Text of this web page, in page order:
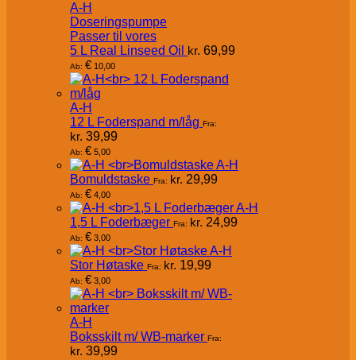
A-H
Doseringspumpe
Passer til vores
5 L Real Linseed Oil kr. 69,99
Ab: € 10,00
A-H
12 L Foderspand m/låg Fra:
kr. 39,99
Ab: € 5,00
A-H
Bomuldstaske Fra: kr. 29,99
Ab: € 4,00
A-H
1,5 L Foderbæger Fra: kr. 24,99
Ab: € 3,00
A-H
Stor Høtaske Fra: kr. 19,99
Ab: € 3,00
A-H
Boksskilt m/ WB-marker Fra:
kr. 39,99